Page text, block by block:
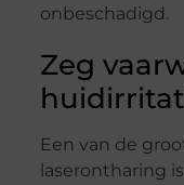
onbeschadigd.
Zeg
Een van de
laserontharing